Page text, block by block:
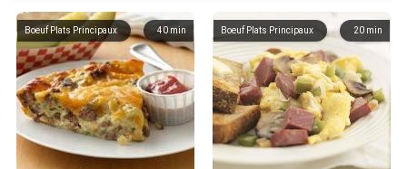
40 min
Boeuf Plats Principaux 20 min
Boeuf Plats Principaux